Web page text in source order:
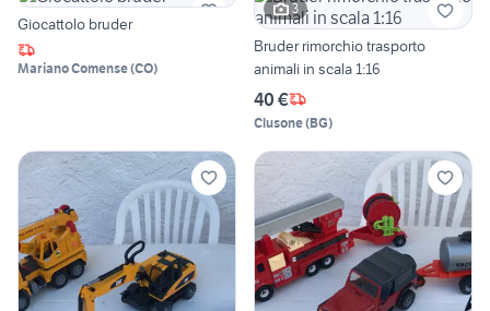
Giocattolo bruder
Mariano Comense(CO)
3
Bruder rimorchio trasporto
animali in scala 1:16
40 €
Clusone(BG)